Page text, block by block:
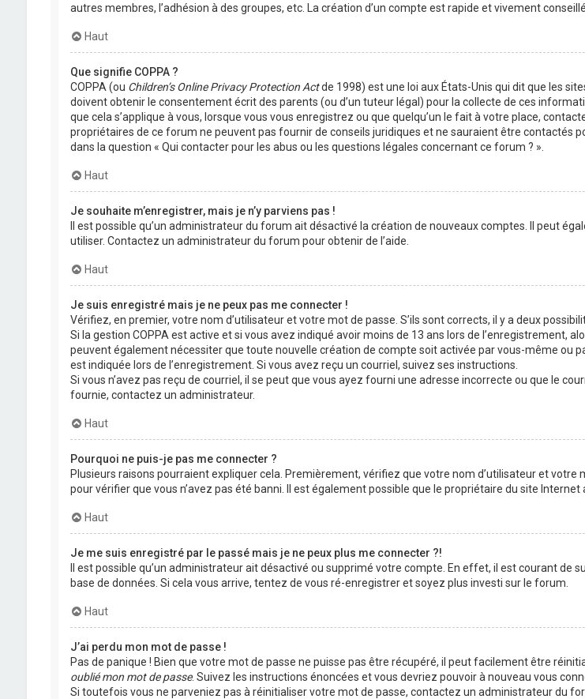
autres membres, l’adhésion à des groupes, etc. La création d’un compte est rapide et vivement
Haut
Que signifie COPPA ?
COPPA (ou Children’s Online Privacy Protection Actde 1998) est une loi aux États-Unis qui dit que les
doivent obtenir le consentement écrit des parents (ou d’un tuteur légal) pour la collecte de ces
que cela s’applique à vous, lorsque vous vous enregistrez ou que quelqu’un le fait à votre place,
propriétaires de ce forum ne peuvent pas fournir de conseils juridiques et ne sauraient être contactés
dans la question « Qui contacter pour les abus ou les questions légales concernant ce forum ? ».
Haut
Je souhaite m’enregistrer, mais je n’y parviens pas !
Il est possible qu’un administrateur du forum ait désactivé la création de nouveaux comptes. Il peut
utiliser. Contactez un administrateur du forum pour obtenir de l’aide.
Haut
Je suis enregistré mais je ne peux pas me connecter !
Vérifiez, en premier, votre nom d’utilisateur et votre mot de passe. S’ils sont corrects, il y a deux
Si la gestion COPPA est active et si vous avez indiqué avoir moins de 13 ans lors de l’enregistrement,
peuvent également nécessiter que toute nouvelle création de compte soit activée par vous-même ou
est indiquée lors de l’enregistrement. Si vous avez reçu un courriel, suivez ses instructions.
Si vous n’avez pas reçu de courriel, il se peut que vous ayez fourni une adresse incorrecte ou que le
fournie, contactez un administrateur.
Haut
Pourquoi ne puis-je pas me connecter ?
Plusieurs raisons pourraient expliquer cela. Premièrement, vérifiez que votre nom d’utilisateur et
pour vérifier que vous n’avez pas été banni. Il est également possible que le propriétaire du site
Haut
Je me suis enregistré par le passé mais je ne peux plus me connecter ?!
Il est possible qu’un administrateur ait désactivé ou supprimé votre compte. En effet, il est courant
base de données. Si cela vous arrive, tentez de vous ré-enregistrer et soyez plus investi sur le forum.
Haut
J’ai perdu mon mot de passe !
Pas de panique ! Bien que votre mot de passe ne puisse pas être récupéré, il peut facilement être
oublié mon mot de passe. Suivez les instructions énoncées et vous devriez pouvoir à nouveau vous
Si toutefois vous ne parveniez pas à réinitialiser votre mot de passe, contactez un administrateur du